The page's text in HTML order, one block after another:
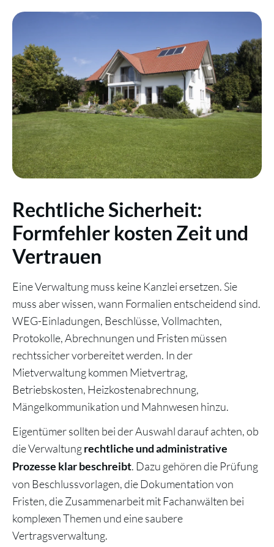
Rechtliche Sicherheit:
Formfehler kosten Zeit und
Vertrauen
Eine Verwaltung muss keine Kanzlei ersetzen. Sie
muss aber wissen, wann Formalien entscheidend sind.
WEG-Einladungen, Beschlüsse, Vollmachten,
Protokolle, Abrechnungen und Fristen müssen
rechtssicher vorbereitet werden. In der
Mietverwaltung kommen Mietvertrag,
Betriebskosten, Heizkostenabrechnung,
Mängelkommunikation und Mahnwesen hinzu.
Eigentümer sollten bei der Auswahl darauf achten, ob
die Verwaltungrechtliche und administrative
Prozesse klar beschreibt. Dazu gehören die Prüfung
von Beschlussvorlagen, die Dokumentation von
Fristen, die Zusammenarbeit mit Fachanwälten bei
komplexen Themen und eine saubere
Vertragsverwaltung.